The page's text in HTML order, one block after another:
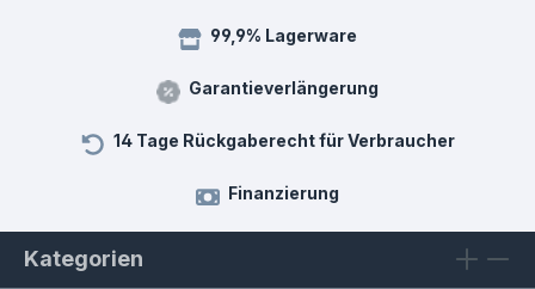
99,9% Lagerware
Garantieverlängerung
14 Tage Rückgaberecht für Verbraucher
Finanzierung
Kategorien